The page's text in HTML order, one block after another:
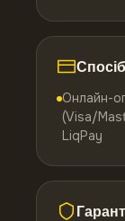
Онлайн-
(Visa/
LiqPay